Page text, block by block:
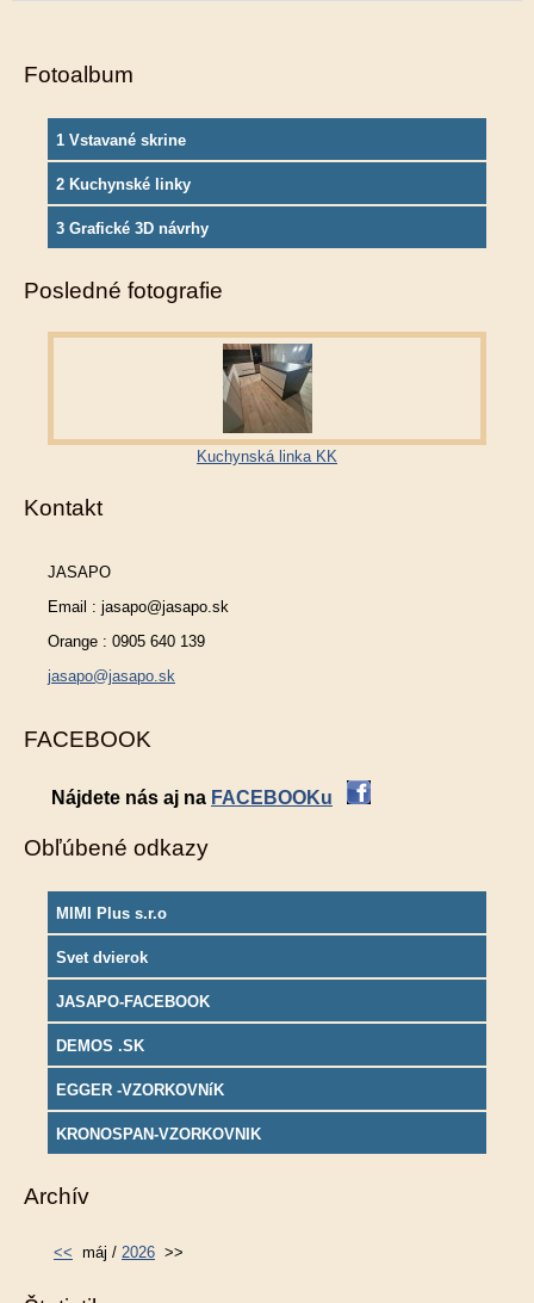
Fotoalbum
1 Vstavané skrine
2 Kuchynské linky
3 Grafické 3D návrhy
Posledné fotografie
Kuchynská linka KK
Kontakt
JASAPO
Email : jasapo@jasapo.sk
Orange : 0905 640 139
jasapo@jasapo.sk
FACEBOOK
Nájdete nás aj na FACEBOOKu
Obľúbené odkazy
MIMI Plus s.r.o
Svet dvierok
JASAPO-FACEBOOK
DEMOS .SK
EGGER -VZORKOVNíK
KRONOSPAN-VZORKOVNIK
Archív
<< máj / 2026 >>